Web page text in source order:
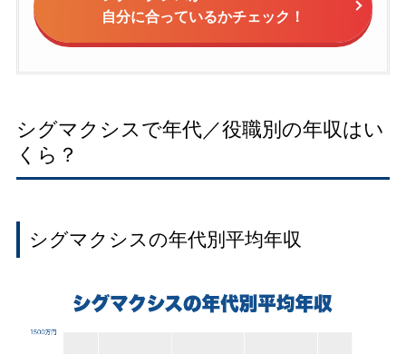
自分に合っているかチェック！
シグマクシスで年代／役職別の年収はい
くら？
シグマクシスの年代別平均年収